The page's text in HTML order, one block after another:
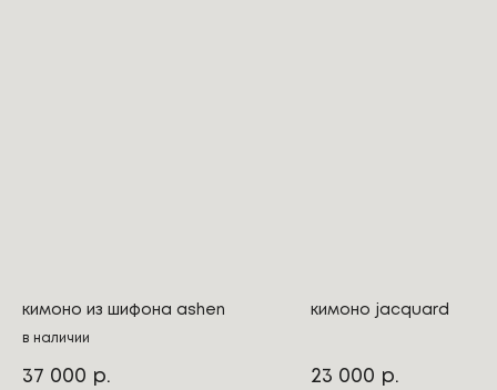
кимоно из шифона ashen
в наличии
37 000 р.
кимоно jacquard
23 000 р.